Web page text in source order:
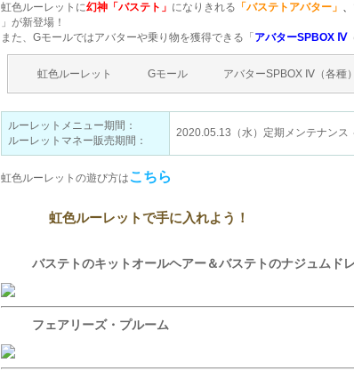
虹色ルーレットに幻神「バステト」 になりきれる 「バステトアバター」
」が新登場！
また、Gモールではアバターや乗り物を獲得できる「 アバターSPBOX Ⅳ
虹色ルーレット Gモール アバターSPBOX Ⅳ（各種）
ルーレットメニュー期間：
ルーレットマネー販売期間：
2020.05.13（水）定期メンテナン
虹色ルーレットの遊び方は こちら
虹色ルーレットで手に入れよう！
バステトのキットオールヘアー＆バステトのナジュムド
フェアリーズ・プルーム